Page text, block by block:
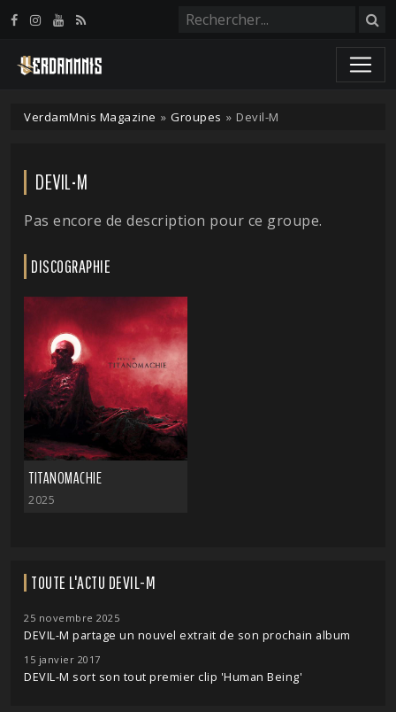
VerdamMnis Magazine » Groupes » Devil-M
DEVIL-M
Pas encore de description pour ce groupe.
DISCOGRAPHIE
TITANOMACHIE
2025
TOUTE L'ACTU DEVIL-M
25 novembre 2025
DEVIL-M partage un nouvel extrait de son prochain album
15 janvier 2017
DEVIL-M sort son tout premier clip 'Human Being'
Panneau de gestion des cookies